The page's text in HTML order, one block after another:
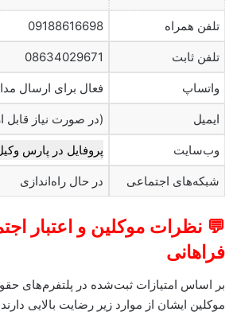
تلفن همراه 09188616698
تلفن ثابت 08634029671
واتساپ فعال برای ارسال
ایمیل (در صورت نیاز قابل
وب‌سایت پروفایل در پارس
شبکه‌های اجتماعی در حال راه‌اندازی
💬 نظرات موکلین و اعتبار
فراهانی
بر اساس امتیازات ثبت‌شده در پلتفرم‌های
موکلین ایشان از موارد زیر رضایت بالایی